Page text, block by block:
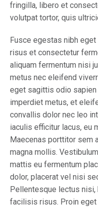
fringilla, libero et
volutpat tortor, quis
Fusce egestas nibh eget
risus et consectetur
aliquam fermentum nisi
metus nec eleifend
eget sagittis odio
imperdiet metus, et
convallis dolor nec leo
iaculis efficitur lacus, eu
Maecenas porttitor sem
magna mollis.
mattis eu fermentum
dolor, placerat vel nisi
Pellentesque lectus
facilisis risus. Proin